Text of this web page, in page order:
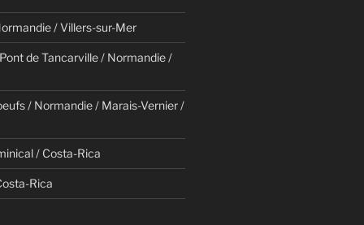
/ Villers-sur-Mer
de Tancarville / Normandie /
/ Normandie / Marais-Vernier /
/ Costa-Rica
Rica